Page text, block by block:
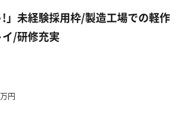
!」未経験採用枠/製造工場での軽作
/研修充実
円